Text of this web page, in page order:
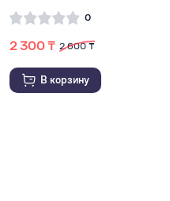
0
2 300 ₸ 2 600 ₸
В корзину